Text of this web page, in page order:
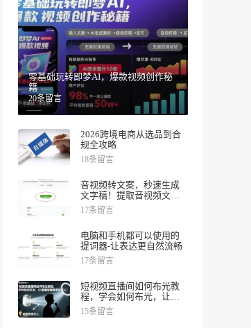
零基础玩转即梦AI，爆款视频创作秘
籍
20条留言
2026跨境电商从选品到合
规全攻略
18条留言
音视频转文案，秒速生成
文字稿！提取音视频文案
一键完成!
17条留言
电脑和手机都可以使用的
提词器-让表达更自然流畅
17条留言
短视频直播间如何布光教
程，学会如何布光，让直
播间画面更吸引人
15条留言